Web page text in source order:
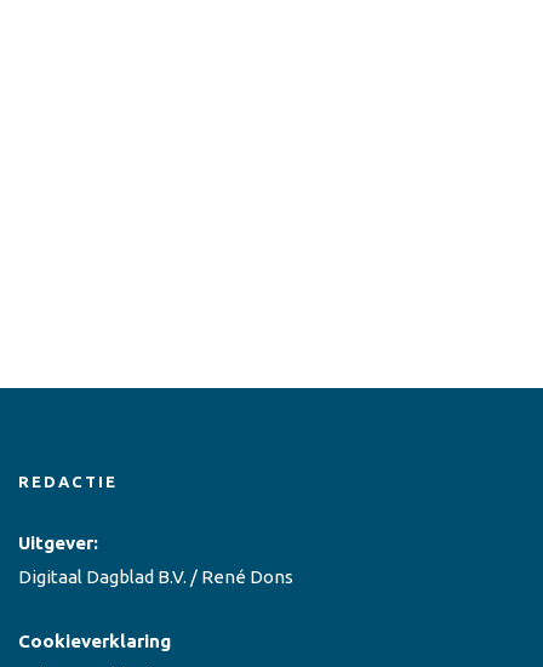
REDACTIE
Uitgever:
Digitaal Dagblad B.V. / René Dons
Cookieverklaring